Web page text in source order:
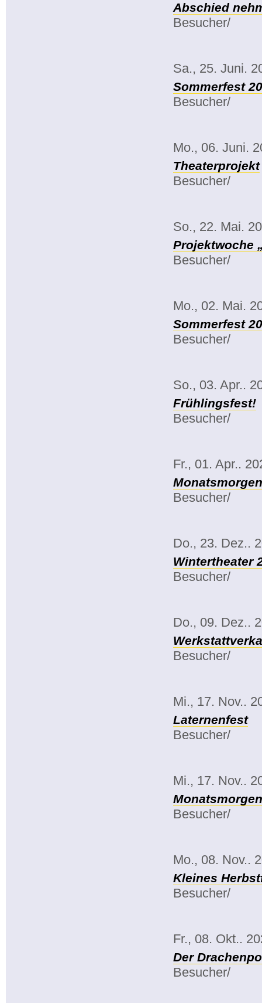
Abschied
Besucher/
Sa., 25. Juni.
Sommerfest
Besucher/
Mo., 06. Juni.
Theaterprojekt
Besucher/
So., 22. Mai.
Projektwoche
Besucher/
Mo., 02. Mai.
Sommerfest
Besucher/
So., 03. Apr..
Frühlingsfest!
Besucher/
Fr., 01. Apr..
Besucher/
Do., 23. Dez..
Wintertheater
Besucher/
Do., 09. Dez..
Besucher/
Mi., 17. Nov..
Laternenfest
Besucher/
Mi., 17. Nov..
Besucher/
Mo., 08. Nov..
Kleines
Besucher/
Fr., 08. Okt..
Der
Besucher/